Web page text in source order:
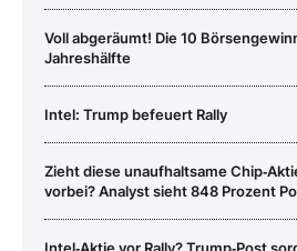
Voll abgeräumt! Die 10
Jahreshälfte
Intel: Trump befeuert Rally
Zieht diese unaufhaltsame
vorbei? Analyst sieht 848 Prozent